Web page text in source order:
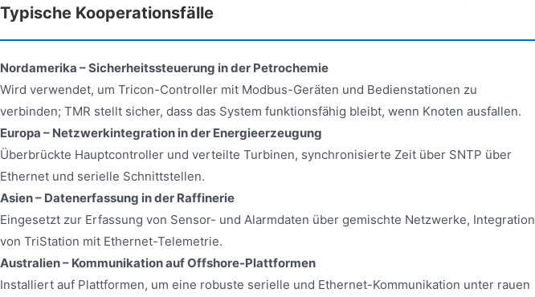
Typische Kooperationsfälle
Nordamerika – Sicherheitssteuerung in der Petrochemie
Wird verwendet, um Tricon-Controller mit Modbus-Geräten und Bedienstationen zu
verbinden; TMR stellt sicher, dass das System funktionsfähig bleibt, wenn Knoten ausfallen.
Europa – Netzwerkintegration in der Energieerzeugung
Überbrückte Hauptcontroller und verteilte Turbinen, synchronisierte Zeit über SNTP über
Ethernet und serielle Schnittstellen.
Asien – Datenerfassung in der Raffinerie
Eingesetzt zur Erfassung von Sensor- und Alarmdaten über gemischte Netzwerke, Integration
von TriStation mit Ethernet-Telemetrie.
Australien – Kommunikation auf Offshore-Plattformen
Installiert auf Plattformen, um eine robuste serielle und Ethernet-Kommunikation unter rauen